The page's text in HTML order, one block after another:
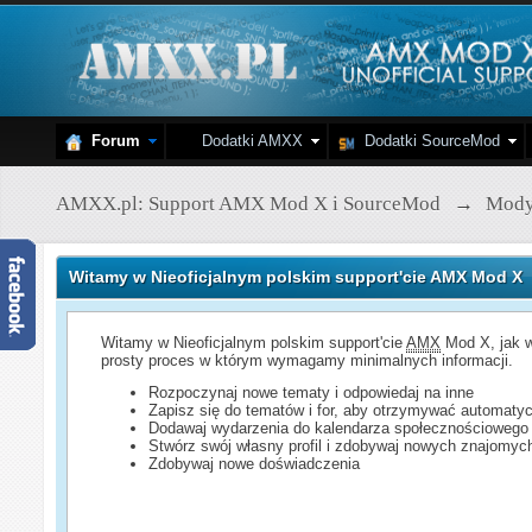
Forum Dodatki AMXX Dodatki SourceMod
AMXX.pl: Support AMX Mod X i SourceMod →
Witamy w Nieoficjalnym polskim support'cie AMX Mod X
Witamy w Nieoficjalnym polskim support'cieAMX Mod X, jak
prosty proces w którym wymagamy minimalnych informacji.
Rozpoczynaj nowe tematy i odpowiedaj na inne
Zapisz się do tematów i for, aby otrzymywać
Dodawaj wydarzenia do kalendarza społecznościowego
Stwórz swój własny profil i zdobywaj nowych
Zdobywaj nowe doświadczenia